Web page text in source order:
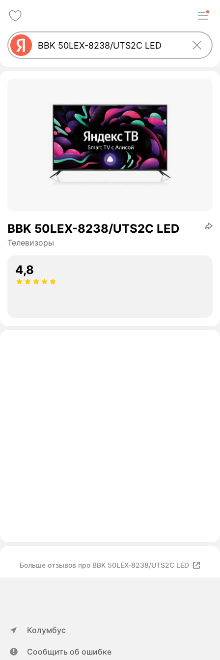
BBK 50LEX-8238/UTS2C LED
Телевизоры
4,8
Больше отзывов про BBK 50LEX-8238/UTS2C LED
Колумбус
Сообщить об ошибке